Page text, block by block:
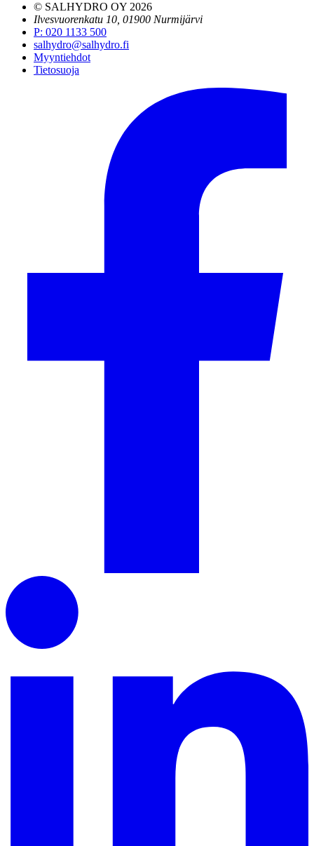
© SALHYDRO OY 2026
Ilvesvuorenkatu 10, 01900 Nurmijärvi
P: 020 1133 500
salhydro@salhydro.fi
Myyntiehdot
Tietosuoja